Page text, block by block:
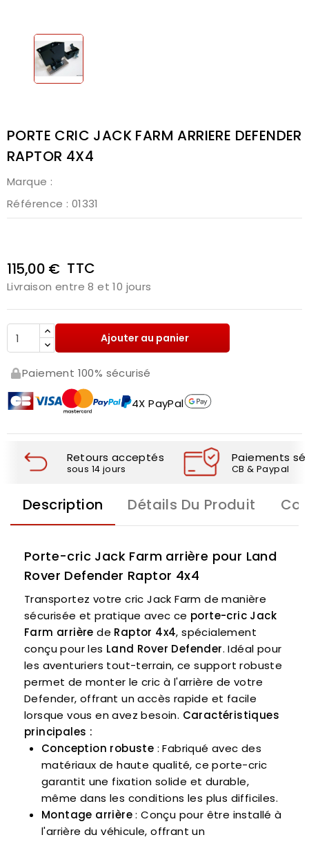
PORTE CRIC JACK FARM ARRIERE DEFENDER
RAPTOR 4X4
Marque :
Référence : 01331
115,00 € TTC
Livraison entre 8 et 10 jours
Ajouter au panier
Paiement 100% sécurisé
4X PayPal
Retours acceptés
sous 14 jours
Paiements
CB & Paypal
Description Détails Du Produit
Porte-cric Jack Farm arrière pour Land
Rover Defender Raptor 4x4
Transportez votre cric Jack Farm de manière
sécurisée et pratique avec ce porte-cric Jack
Farm arrière de Raptor 4x4, spécialement
conçu pour les Land Rover Defender. Idéal pour
les aventuriers tout-terrain, ce support robuste
permet de monter le cric à l'arrière de votre
Defender, offrant un accès rapide et facile
lorsque vous en avez besoin. Caractéristiques
principales :
Conception robuste : Fabriqué avec des
matériaux de haute qualité, ce porte-cric
garantit une fixation solide et durable,
même dans les conditions les plus difficiles.
Montage arrière: Conçu pour être installé à
l'arrière du véhicule, offrant un